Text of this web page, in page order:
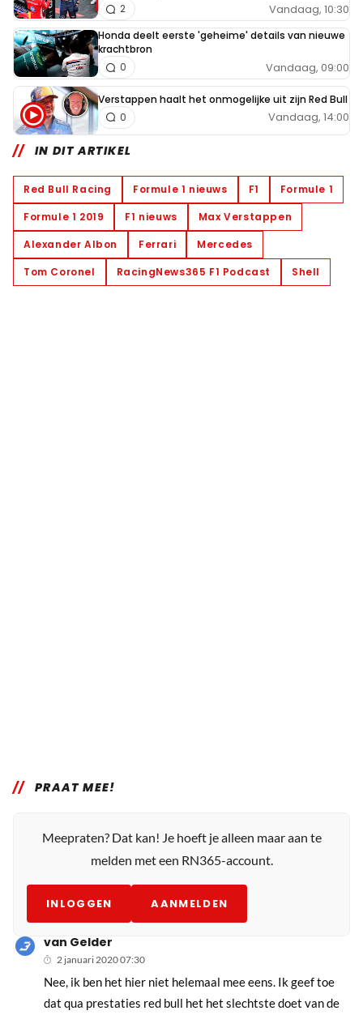
Vandaag, 10:30
2
Honda deelt eerste 'geheime' details van nieuwe
krachtbron
Vandaag, 09:00
0
Verstappen haalt het onmogelijke uit zijn Red Bull
Vandaag, 14:00
0
IN DIT ARTIKEL
Red Bull Racing Formule 1 nieuws F1
Formule 1
Formule 1 2019
F1 nieuws
Max Verstappen
Alexander Albon
Ferrari
Mercedes
Tom Coronel
RacingNews365 F1 Podcast Shell
PRAAT MEE!
Meepraten? Dat kan! Je hoeft je alleen maar aan te
melden met een RN365-account.
INLOGGEN AANMELDEN
van Gelder
2 januari 2020 07:30
Nee, ik ben het hier niet helemaal mee eens. Ik geef toe
dat qua prestaties red bull het het slechtste doet van de